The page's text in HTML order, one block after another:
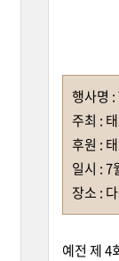
행사명
주최 :
후원 :
일시 : 7
장소 :
예전 제 4